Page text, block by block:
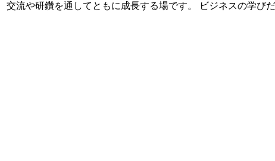
流や研鑽を通してともに成長する場です。 ビジネスの学び